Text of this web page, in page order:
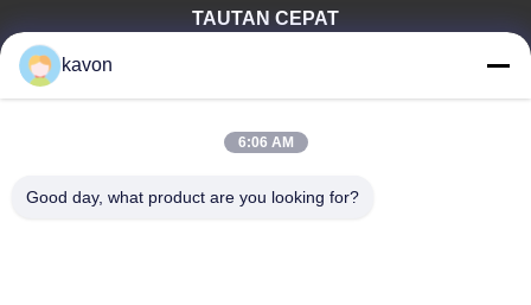
TAUTAN CEPAT
Produk Hubungi kami
KATEGORI PRODUK
Konsumen Solid State Drive Memori DDR
kavon
6:06 AM
Good day, what product are you looking for?